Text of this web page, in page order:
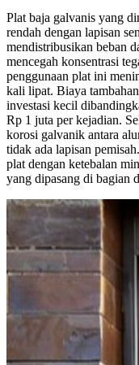
Plat baja galvanis yang
rendah dengan lapisan
mendistribusikan beban
mencegah konsentrasi
penggunaan plat ini
kali lipat. Biaya
investasi kecil
Rp 1 juta per kejadian.
korosi galvanik antara
tidak ada lapisan
plat dengan ketebalan
yang dipasang di bagian